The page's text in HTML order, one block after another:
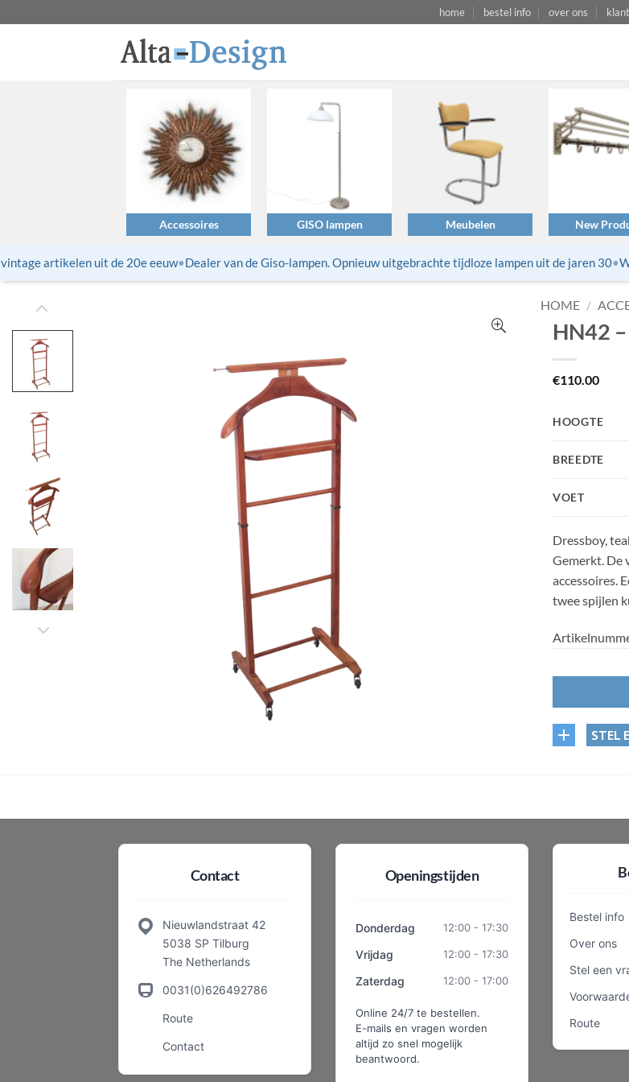
naar
home bestel info over ons
Accessoires GISO lampen Meubelen New
artikelen uit de 20e eeuw•Dealer van de Giso-lampen. Opnieuw uitgebrachte tijdloze lampen uit de jaren 30•
HOME /
HN42
€110.00
HOOGTE
BREEDTE
VOET
Dressboy,
Gemerkt. De
accessoires.
twee spijlen
STEL
Contact
Nieuwlandstraat 42
5038 SP Tilburg
The Netherlands
0031(0)626492786
Route
Contact
Openingstijden
Donderdag 12:00 - 17:30
Vrijdag 12:00 - 17:30
Zaterdag 12:00 - 17:00
Online 24/7 te bestellen.
E-mails en vragen worden
altijd zo snel mogelijk
beantwoord.
Bestel info
Over ons
Stel een
Route